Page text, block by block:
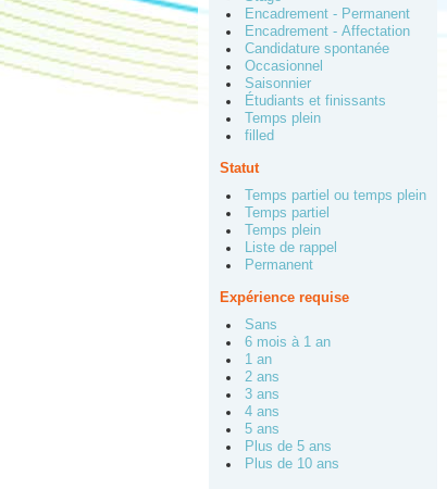
Encadrement - Permanent
Encadrement - Affectation
Candidature spontanée
Occasionnel
Saisonnier
Étudiants et finissants
Temps plein
filled
Statut
Temps partiel ou temps plein
Temps partiel
Temps plein
Liste de rappel
Permanent
Expérience requise
Sans
6 mois à 1 an
1 an
2 ans
3 ans
4 ans
5 ans
Plus de 5 ans
Plus de 10 ans